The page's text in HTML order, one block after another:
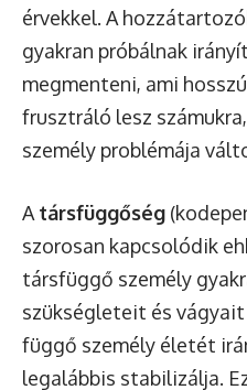
érvekkel. A
gyakran próbálnak
megmenteni, ami
frusztráló lesz
személy problémája
A társfüggőség
szorosan kapcsolódik
társfüggő személy
szükségleteit és vágyait
függő személy életét
legalábbis stabilizálja.